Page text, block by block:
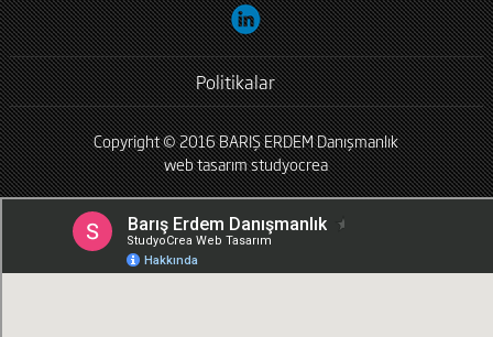
Politikalar
Copyright © 2016 BARIŞ ERDEM Danışmanlık
web tasarımstudyocrea